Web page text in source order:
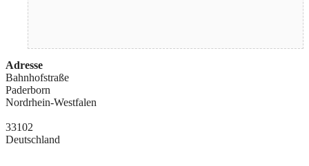
Adresse
Bahnhofstraße
Paderborn
Nordrhein-Westfalen
33102
Deutschland